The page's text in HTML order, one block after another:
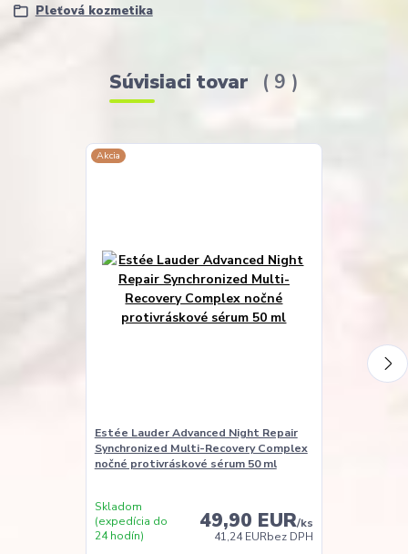
Pleťová kozmetika
Súvisiaci tovar 9
Akcia
Estée Lauder Advanced Night Repair
Synchronized Multi-Recovery Complex
nočné protivráskové sérum 50 ml
49,90 EUR/ks
41,24 EURbez DPH
Skladom
(expedícia do
24 hodín)